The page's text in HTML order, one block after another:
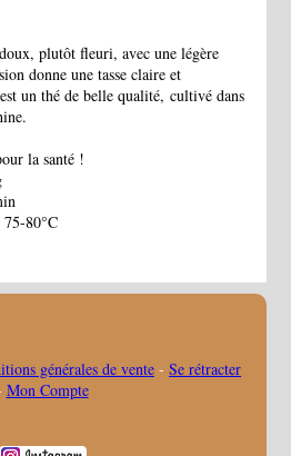
plutôt fleuri, avec une légère
donne une tasse claire et
un thé de belle qualité, cultivé dans
la santé !
80°C
générales de vente
Se rétracter
Mon Compte